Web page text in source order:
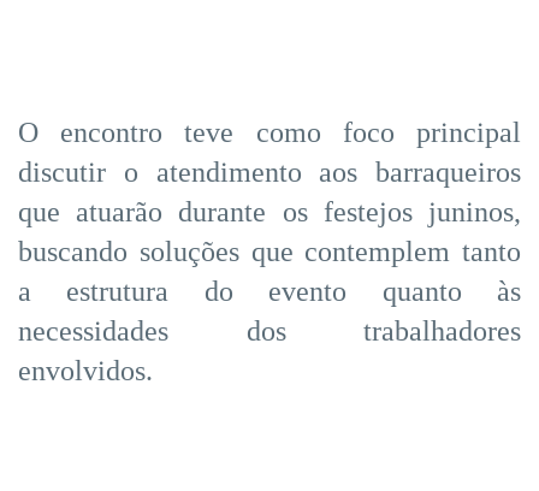
O encontro teve como foco principal
discutir o atendimento aos barraqueiros
que atuarão durante os festejos juninos,
buscando soluções que contemplem tanto
a estrutura do evento quanto às
necessidades dos trabalhadores
envolvidos.